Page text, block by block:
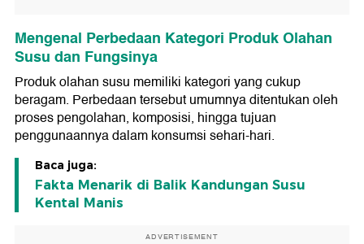
Mengenal Perbedaan Kategori Produk Olahan
Susu dan Fungsinya
Produk olahan susu memiliki kategori yang cukup
beragam. Perbedaan tersebut umumnya ditentukan oleh
proses pengolahan, komposisi, hingga tujuan
penggunaannya dalam konsumsi sehari-hari.
Baca juga:
Fakta Menarik di Balik Kandungan Susu
Kental Manis
ADVERTISEMENT